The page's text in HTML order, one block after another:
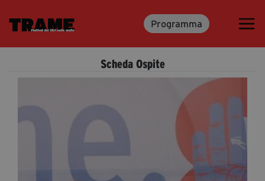
Programma
Trame.15
Accrediti Stampa
Scheda Ospite